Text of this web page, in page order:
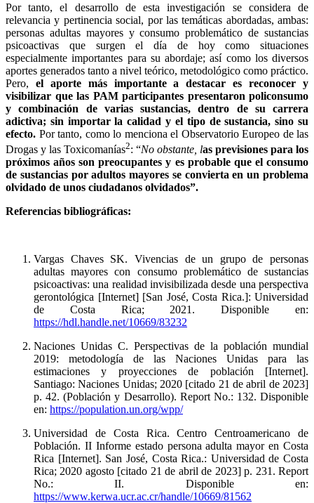
Por tanto, el desarrollo de esta investigación se considera de
relevancia y pertinencia social, por las temáticas abordadas, ambas:
personas adultas mayores y consumo problemático de sustancias
psicoactivas que surgen el día de hoy como situaciones
especialmente importantes para su abordaje; así como los diversos
aportes generados tanto a nivel teórico, metodológico como práctico.
Pero, el aporte más importante a destacar es reconocer y
visibilizar que las PAM participantes presentaron policonsumo
y combinación de varias sustancias, dentro de su carrera
adictiva; sin importar la calidad y el tipo de sustancia, sino su
efecto. Por tanto, como lo menciona el Observatorio Europeo de las
Drogas y las Toxicomanías2: “No obstante, las previsiones para los
próximos años son preocupantes y es probable que el consumo
de sustancias por adultos mayores se convierta en un problema
olvidado de unos ciudadanos olvidados”.
Referencias bibliográficas:
Vargas Chaves SK. Vivencias de un grupo de personas
adultas mayores con consumo problemático de sustancias
psicoactivas: una realidad invisibilizada desde una perspectiva
gerontológica [Internet] [San José, Costa Rica.]: Universidad
de Costa Rica; 2021. Disponible en:
https://hdl.handle.net/10669/83232
Naciones Unidas C. Perspectivas de la población mundial
2019: metodología de las Naciones Unidas para las
estimaciones y proyecciones de población [Internet].
Santiago: Naciones Unidas; 2020 [citado 21 de abril de 2023]
p. 42. (Población y Desarrollo). Report No.: 132. Disponible
en: https://population.un.org/wpp/
Universidad de Costa Rica. Centro Centroamericano de
Población. II Informe estado persona adulta mayor en Costa
Rica [Internet]. San José, Costa Rica.: Universidad de Costa
Rica; 2020 agosto [citado 21 de abril de 2023] p. 231. Report
No.: II. Disponible en:
https://www.kerwa.ucr.ac.cr/handle/10669/81562